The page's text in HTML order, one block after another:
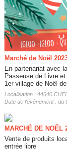
Marché de Noël
En partenariat avec
Passeuse de Livre
1er village de Noël
Localisation : 44640
Date de l'évènement : du
MARCHÉ DE NOËL
Vente de produits
entrée libre